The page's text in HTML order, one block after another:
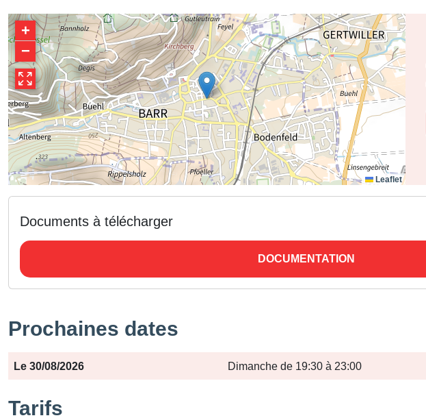
+
−
Leaflet
Documents à télécharger
DOCUMENTATION
Prochaines dates
Période Jours
Le 30/08/2026 Dimanche de 19:30 à 23:00
Tarifs